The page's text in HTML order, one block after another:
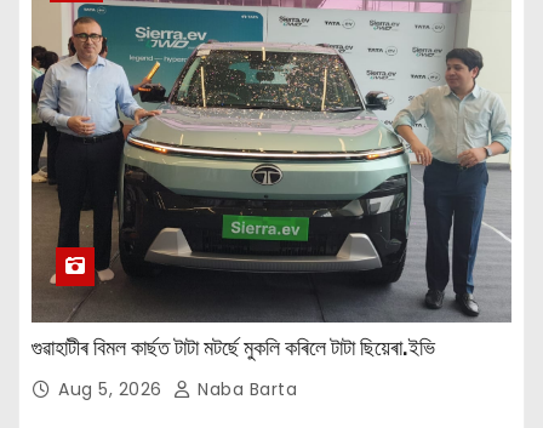
গুৱাহাটীৰ বিমল কাৰ্ছত টাটা মটৰ্ছে মুকলি কৰিলে টাটা ছিয়েৰা.ইভি
Aug 5, 2026 Naba Barta